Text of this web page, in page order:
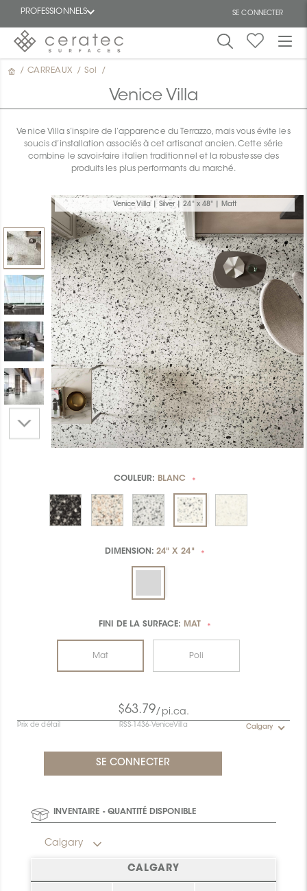
PROFESSIONNELS SE CONNECTER
En
/ CARREAUX / Sol /
Venice Villa
Venice Villa s’inspire de l’apparence du Terrazzo, mais vous évite les
soucis d’installation associés à cet artisanat ancien. Cette série
combine le savoir-faire italien traditionnel et la robustesse des
produits les plus performants du marché.
Venice Villa | Silver | 24" x 48" | Matt
COULEUR: BLANC *
DIMENSION:24" X 24" *
FINI DE LA SURFACE: MAT *
Mat Poli
$63.79/pi.ca.
Prix de détail RSS-1436-VeniceVilla Calgary
INVENTAIRE - QUANTITÉ DISPONIBLE
Calgary
CALGARY